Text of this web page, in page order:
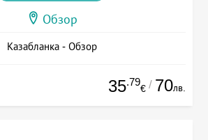
Обзор
Казабланка - Обзор
35.79
€ / 70лв.